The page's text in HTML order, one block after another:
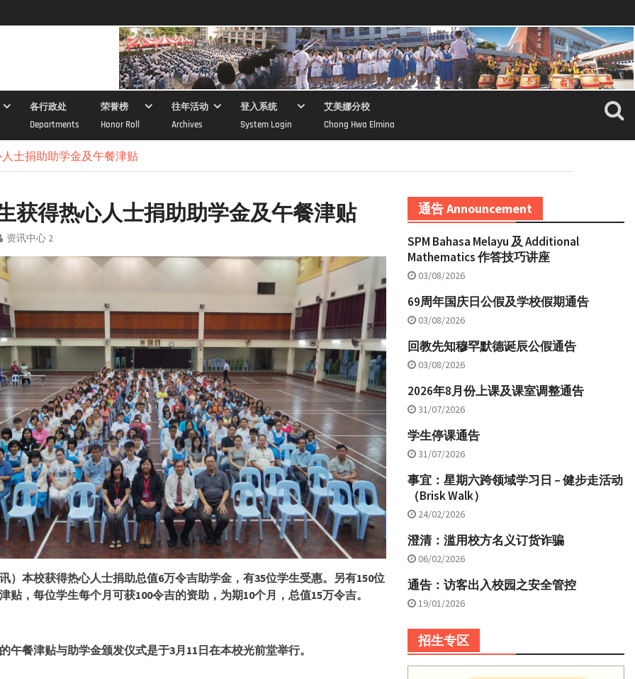
各行政处
Departments
荣誉榜
Honor Roll
往年活动
Archives
登入系统
System Login
艾美娜分校
Chong Hwa Elmina
士捐助助学金及午餐津贴
获得热心人士捐助助学金及午餐津贴
资讯中心 2
）本校获得热心人士捐助总值6万令吉助学金，有35位学生受惠。另有150位
贴，每位学生每个月可获100令吉的资助，为期10个月，总值15万令吉。
午餐津贴与助学金颁发仪式是于3月 11 日在本校光前堂举行。
通告 Announcement
SPM Bahasa Melayu 及 Additional
Mathematics 作答技巧讲座
03/08/2026
69周年国庆日公假及学校假期通告
03/08/2026
回教先知穆罕默德诞辰公假通告
03/08/2026
2026年8月份上课及课室调整通告
31/07/2026
学生停课通告
31/07/2026
事宜：星期六跨领域学习日 – 健步走活动
（Brisk Walk）
24/02/2026
澄清：滥用校方名义订货诈骗
06/02/2026
通告：访客出入校园之安全管控
19/01/2026
招生专区